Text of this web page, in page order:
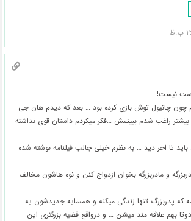
نیست!
چانیول توش بازی کرده بود … بعد که دیدم هان جی
راغب شدم ببینمش …فکر میکردم داستان قوی نداشته
تا اخر دید … به نظرم خیلی جالب فیلنامه نوشته شده
و مادربزرگه بخوان ازدواج کنن و نوه هاشون مخالف
که پدربزرگ تنها زندگی میکنه و همسایه جدیدشون یه
بهم علاقه مند میشن … و درواقع قضیه بزرگتری این